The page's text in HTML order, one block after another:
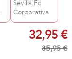
32,95 €
35,95 €